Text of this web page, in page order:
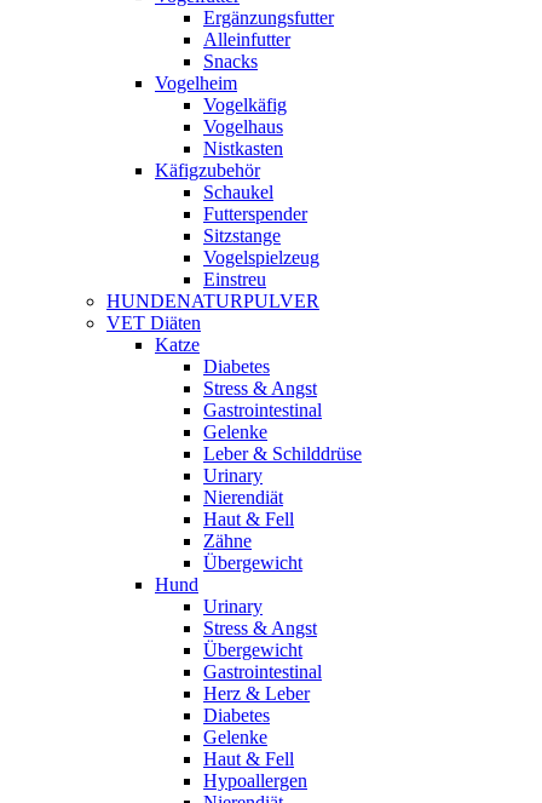
Ergänzungsfutter
Alleinfutter
Snacks
Vogelheim
Vogelkäfig
Vogelhaus
Nistkasten
Käfigzubehör
Schaukel
Futterspender
Sitzstange
Vogelspielzeug
Einstreu
HUNDENATURPULVER
VET Diäten
Katze
Diabetes
Stress & Angst
Gastrointestinal
Gelenke
Leber & Schilddrüse
Urinary
Nierendiät
Haut & Fell
Zähne
Übergewicht
Hund
Urinary
Stress & Angst
Übergewicht
Gastrointestinal
Herz & Leber
Diabetes
Gelenke
Haut & Fell
Hypoallergen